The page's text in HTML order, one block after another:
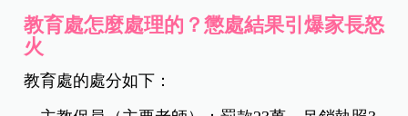
教育處怎麼處理的？懲處結果引爆家長怒
火
教育處的處分如下：